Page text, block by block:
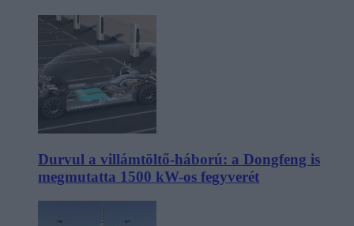
Durvul a villámtöltő-háború: a Dongfeng is
megmutatta 1500 kW-os fegyverét